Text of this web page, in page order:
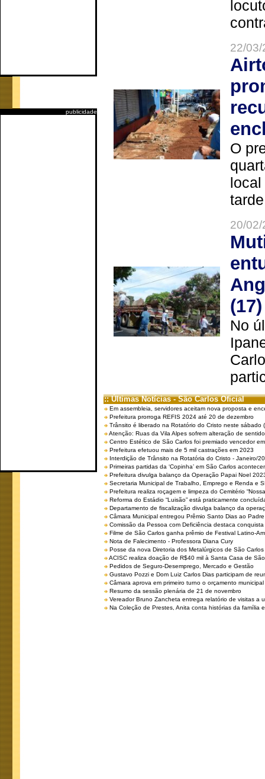
publicidade
22/
O
20/
(17)
No
:: Últimas Notícias - São Carlos Oficial
Em assembleia, servidores aceitam nova proposta e
Prefeitura prorroga REFIS 2024 até 20 de dezembro
Trânsito é liberado na Rotatório do Cristo neste sábado
Atenção: Ruas da Vila Alpes sofrem alteração de
Centro Estético de São Carlos foi premiado vencedor
Prefeitura efetuou mais de 5 mil castrações em 2023
Interdição de Trânsito na Rotatória do Cristo - Janeiro/
Primeiras partidas da ‘Copinha’ em São Carlos
Prefeitura divulga balanço da Operação Papai Noel
Secretaria Municipal de Trabalho, Emprego e Renda e
Prefeitura realiza roçagem e limpeza do Cemitério
Reforma do Estádio “Luisão” está praticamente
Departamento de fiscalização divulga balanço da
Câmara Municipal entregou Prêmio Santo Dias ao
Comissão da Pessoa com Deficiência destaca
Filme de São Carlos ganha prêmio de Festival Latino-
Nota de Falecimento - Professora Diana Cury
Posse da nova Diretoria dos Metalúrgicos de São
ACISC realiza doação de R$40 mil à Santa Casa de
Pedidos de Seguro-Desemprego, Mercado e Gestão
Gustavo Pozzi e Dom Luiz Carlos Dias participam de
Câmara aprova em primeiro turno o orçamento
Resumo da sessão plenária de 21 de novembro
Vereador Bruno Zancheta entrega relatório de visitas a
Na Coleção de Prestes, Anita conta histórias da família